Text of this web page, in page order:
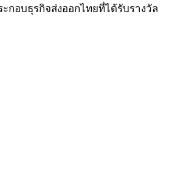
กอบธุรกิจส่งออกไทยที่ได้รับรางวัล